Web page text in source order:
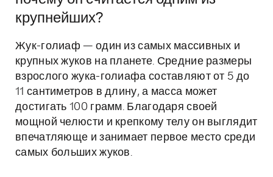
крупнейших?
Жук-голиаф — один из самых массивных и
крупных жуков на планете. Средние размеры
взрослого жука-голиафа составляют от 5 до
11 сантиметров в длину, а масса может
достигать 100 грамм. Благодаря своей
мощной челюсти и крепкому телу он выглядит
впечатляюще и занимает первое место среди
самых больших жуков.